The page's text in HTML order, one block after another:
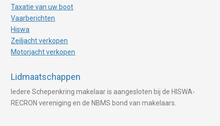
Taxatie van uw boot
Vaarberichten
Hiswa
Zeiljacht verkopen
Motorjacht verkopen
Lidmaatschappen
Iedere Schepenkring makelaar is aangesloten bij de HISWA-
RECRON vereniging en de NBMS bond van makelaars.